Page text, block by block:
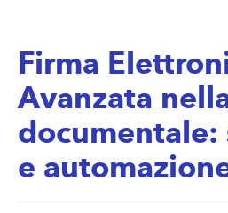
Firma
Avanzata
documentale:
e